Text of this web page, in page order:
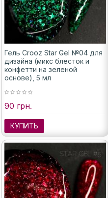
Гель Crooz Star Gel №04 для
дизайна (микс блесток и
конфетти на зеленой
основе), 5 мл
90 грн.
КУПИТЬ